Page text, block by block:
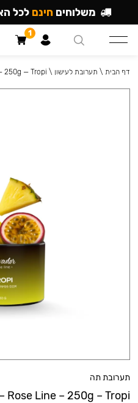
תערובת תה
Rose Line – 250g – Tropi
דף הבית \ תערובת לעישון \
250g — Tropi
משלוחים חינם לכל
1